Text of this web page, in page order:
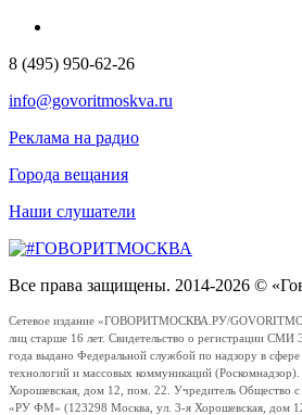
8 (495) 950-62-26
info@govoritmoskva.ru
Реклама на радио
Города вещания
Наши слушатели
Все права защищены. 2014-2026 ©
Сетевое издание «ГОВОРИТМОСКВА.РУ/
лиц старше 16 лет. Свидетельство о регистрации
года выдано Федеральной службой по надзору в
технологий и массовых коммуникаций
Хорошевская, дом 12, пом. 22. Учредитель Общество с
«РУ ФМ» (123298 Москва, ул. 3-я Хорошевская, дом